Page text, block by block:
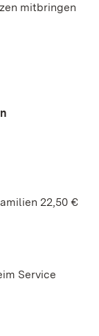
mitbringen
22,50 €
Service